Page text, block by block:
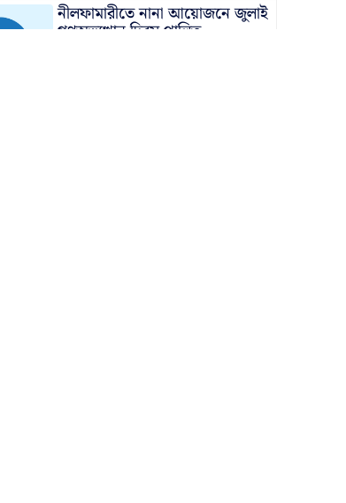
নীলফামারীতে নানা আয়োজনে জুলাই
গণঅভ্যুত্থান দিবস পালিত